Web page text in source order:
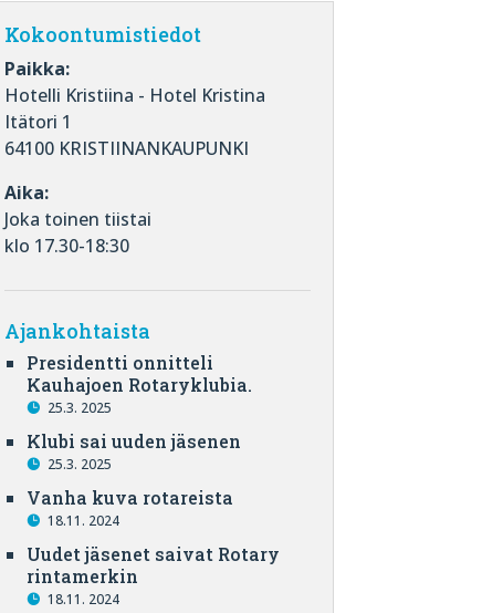
Kokoontumistiedot
Paikka:
Hotelli Kristiina - Hotel Kristina
Itätori 1
64100 KRISTIINANKAUPUNKI
Aika:
Joka toinen tiistai
klo 17.30-18:30
Ajankohtaista
Presidentti onnitteli
Kauhajoen Rotaryklubia.
25.3. 2025
Klubi sai uuden jäsenen
25.3. 2025
Vanha kuva rotareista
18.11. 2024
Uudet jäsenet saivat Rotary
rintamerkin
18.11. 2024